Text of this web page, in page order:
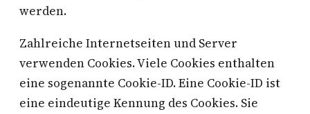
werden.
Zahlreiche Internetseiten und Server
verwenden Cookies. Viele Cookies enthalten
eine sogenannte Cookie-ID. Eine Cookie-ID ist
eine eindeutige Kennung des Cookies. Sie